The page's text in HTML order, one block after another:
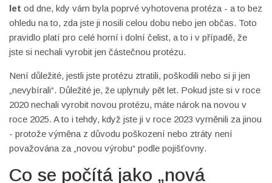
let od dne, kdy vám byla poprvé vyhotovena protéza - a to bez
ohledu na to, zda jste ji nosili celou dobu nebo jen občas. Toto
pravidlo platí pro celé horní i dolní čelist, a to i v případě, že
jste si nechali vyrobit jen částečnou protézu.
Není důležité, jestli jste protézu ztratili, poškodili nebo si ji jen
„nevybírali“. Důležité je, že uplynuly pět let. Pokud jste si v roce
2020 nechali vyrobit novou protézu, máte nárok na novou v
roce 2025. A to i tehdy, když jste ji v roce 2023 vyměnili za jinou
- protože výměna z důvodu poškození nebo ztráty není
považována za „novou výrobu“ podle pojišťovny.
Co se počítá jako „nová